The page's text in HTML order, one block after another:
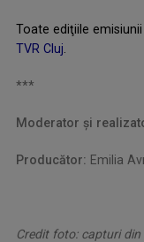
Toate ediţiile
TVR Cluj
***
Moderator şi
Producător: Emilia
Credit foto: capturi din